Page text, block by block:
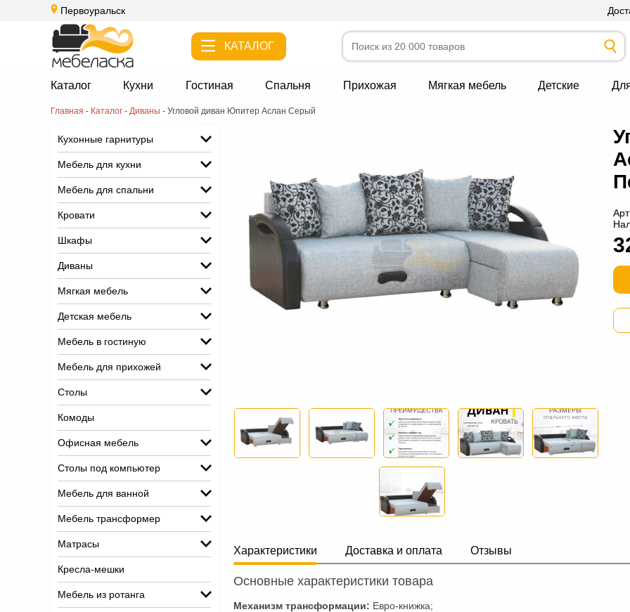
Первоуральск
КАТАЛОГ
Каталог Кухни Гостиная Спальня Прихожая Мягкая мебель Детские
Главная - Каталог - Диваны - Угловой диван Юпитер Аслан Серый
Кухонные гарнитуры
Мебель для кухни
Мебель для спальни
Кровати
Шкафы
Диваны
Мягкая мебель
Детская мебель
Мебель в гостиную
Мебель для прихожей
Столы
Комоды
Офисная мебель
Столы под компьютер
Мебель для ванной
Мебель трансформер
Матрасы
Кресла-мешки
Мебель из ротанга
Характеристики Доставка и оплата Отзывы
Основные характеристики товара
Механизм трансформации: Евро-книжка;